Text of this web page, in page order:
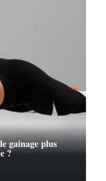
gainage plus
?